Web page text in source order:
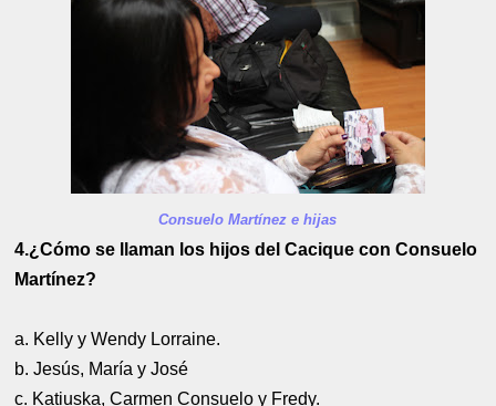
Consuelo Martínez e hijas
4.¿Cómo se llaman los hijos del Cacique con Consuelo
Martínez?
a. Kelly y Wendy Lorraine.
b. Jesús, María y José
c. Katiuska, Carmen Consuelo y Fredy.